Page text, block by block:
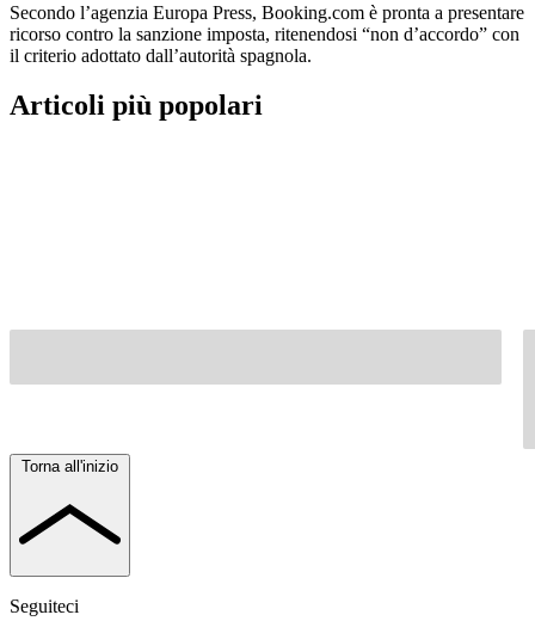
Secondo l’agenzia Europa Press, Booking.com è pronta a presentare
ricorso contro la sanzione imposta, ritenendosi “non d’accordo” con
il criterio adottato dall’autorità spagnola.
Articoli più popolari
Torna all'inizio
Seguiteci